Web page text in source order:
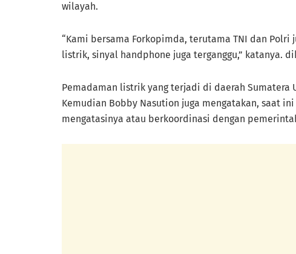
wilayah.
“Kami bersama Forkopimda, terutama TNI dan
listrik, sinyal handphone juga terganggu,” katanya.
Pemadaman listrik yang terjadi di daerah Sumatera
Kemudian Bobby Nasution juga mengatakan, saat
mengatasinya atau berkoordinasi dengan